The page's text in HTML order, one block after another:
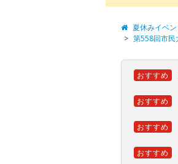
夏休みイベ
第558回市民
おすすめ
おすすめ
おすすめ
おすすめ